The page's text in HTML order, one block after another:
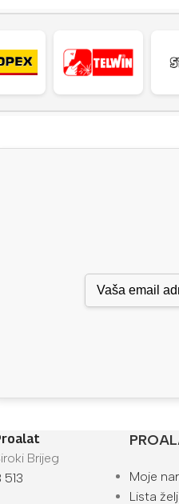
Brijeg
Moje
Lista